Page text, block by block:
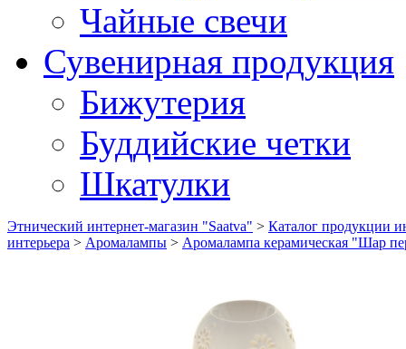
Чайные свечи
Сувенирная продукция
Бижутерия
Буддийские четки
Шкатулки
Этнический интернет-магазин "Saatva" > Каталог продукции
интерьера > Аромалампы > Аромалампа керамическая "Шар